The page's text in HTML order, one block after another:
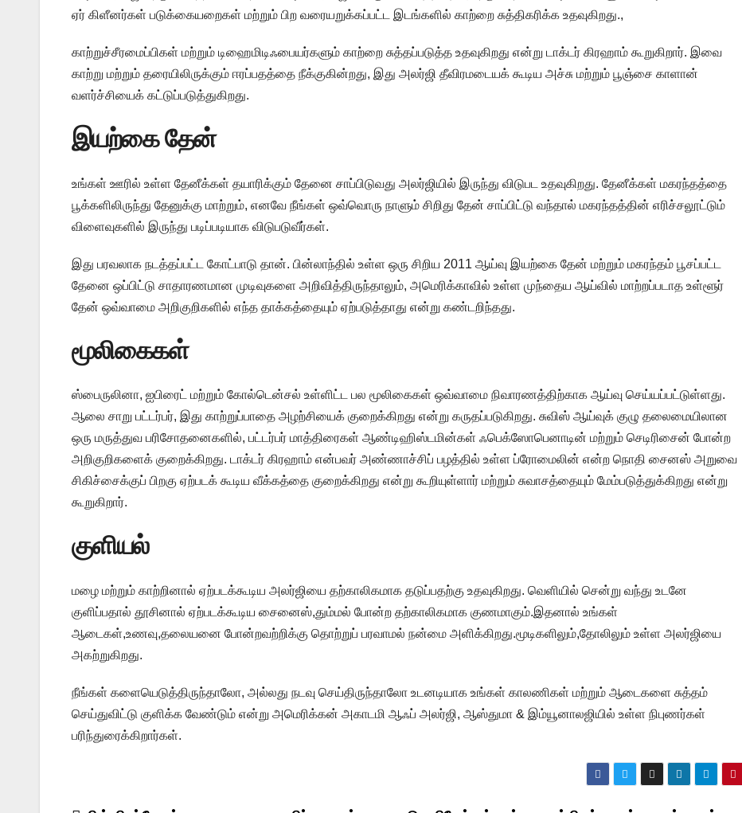
ஏர் கிளீனர்கள் படுக்கையறைகள் மற்றும் பிற வரையறுக்கப்பட்ட இடங்களில் காற்றை சுத்திகரிக்க உதவுகிறது.,
காற்றுச்சீரமைப்பிகள் மற்றும் டிஹைமிடிஃபையர்களும் காற்றை சுத்தப்படுத்த உதவுகிறது என்று டாக்டர் கிரஹாம் கூறுகிறார். இவை
காற்று மற்றும் தரையிலிருக்கும் ஈரப்பதத்தை நீக்குகின்றது, இது அலர்ஜி தீவிரமடையக் கூடிய அச்சு மற்றும் பூஞ்சை காளான்
வளர்ச்சியைக் கட்டுப்படுத்துகிறது.
​இயற்கை தேன்
உங்கள் ஊரில் உள்ள தேனீக்கள் தயாரிக்கும் தேனை சாப்பிடுவது அலர்ஜியில் இருந்து விடுபட உதவுகிறது. தேனீக்கள் மகரந்தத்தை
பூக்களிலிருந்து தேனுக்கு மாற்றும், எனவே நீங்கள் ஒவ்வொரு நாளும் சிறிது தேன் சாப்பிட்டு வந்தால் மகரந்தத்தின் எரிச்சலூட்டும்
விளைவுகளில் இருந்து படிப்படியாக விடுபடுவீர்கள்.
இது பரவலாக நடத்தப்பட்ட கோட்பாடு தான். பின்லாந்தில் உள்ள ஒரு சிறிய 2011 ஆய்வு இயற்கை தேன் மற்றும் மகரந்தம் பூசப்பட்ட
தேனை ஒப்பிட்டு சாதாரணமான முடிவுகளை அறிவித்திருந்தாலும், அமெரிக்காவில் உள்ள முந்தைய ஆய்வில் மாற்றப்படாத உள்ளூர்
தேன் ஒவ்வாமை அறிகுறிகளில் எந்த தாக்கத்தையும் ஏற்படுத்தாது என்று கண்டறிந்தது.
​மூலிகைகள்
ஸ்பைருலினா, ஐபிரைட் மற்றும் கோல்டென்சல் உள்ளிட்ட பல மூலிகைகள் ஒவ்வாமை நிவாரணத்திற்காக ஆய்வு செய்யப்பட்டுள்ளது.
ஆலை சாறு பட்டர்பர், இது காற்றுப்பாதை அழற்சியைக் குறைக்கிறது என்று கருதப்படுகிறது. சுவிஸ் ஆய்வுக் குழு தலைமையிலான
ஒரு மருத்துவ பரிசோதனைகளில், பட்டர்பர் மாத்திரைகள் ஆண்டிஹிஸ்டமின்கள் ஃபெக்ஸோபெனாடின் மற்றும் செடிரிசைன் போன்ற
அறிகுறிகளைக் குறைக்கிறது. டாக்டர் கிரஹாம் என்பவர் அண்ணாச்சிப் பழத்தில் உள்ள ப்ரோமைலின் என்ற நொதி சைனஸ் அறுவை
சிகிச்சைக்குப் பிறகு ஏற்படக் கூடிய வீக்கத்தை குறைக்கிறது என்று கூறியுள்ளார் மற்றும் சுவாசத்தையும் மேம்படுத்துக்கிறது என்று
கூறுகிறார்.
குளியல்
மழை மற்றும் காற்றினால் ஏற்படக்கூடிய அலர்ஜியை தற்காலிகமாக தடுப்பதற்கு உதவுகிறது. வெளியில் சென்று வந்து உடனே
குளிப்பதால் தூசினால் ஏற்படக்கூடிய சைனைஸ்,தும்மல் போன்ற தற்காலிகமாக குணமாகும்.இதனால் உங்கள்
ஆடைகள்,உணவு,தலையனை போன்றவற்றிக்கு தொற்றுப் பரவாமல் நன்மை அளிக்கிறது.மூடிகளிலும்,தோலிலும் உள்ள அலர்ஜியை
அகற்றுகிறது.
நீங்கள் களையெடுத்திருந்தாலோ, அல்லது நடவு செய்திருந்தாலோ உடனடியாக உங்கள் காலணிகள் மற்றும் ஆடைகளை சுத்தம்
செய்துவிட்டு குளிக்க வேண்டும் என்று அமெரிக்கன் அகாடமி ஆஃப் அலர்ஜி, ஆஸ்துமா & இம்யூனாலஜியில் உள்ள நிபுணர்கள்
பரிந்துரைக்கிறார்கள்.